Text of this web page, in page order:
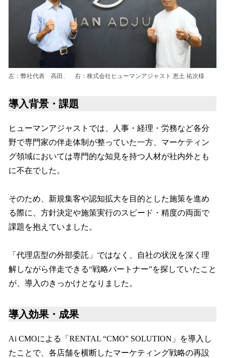
左：弊社代表 高田、 右：株式会社ヒューマンアジャスト 恵土 祐次様
導入背景・課題
ヒューマンアジャストでは、人事・経理・労務など各分
野で専門家の伴走体制が整っていた一方、マーケティン
グ領域においては専門的な知見を持つ人材が社内外とも
に不在でした。
そのため、新規集客や認知拡大を目的とした施策を進め
る際に、方針決定や施策実行のスピード・精度の両面で
課題を抱えていました。
「代理店型の外部委託」ではなく、自社の状況を深く理
解しながら伴走できる“戦略パートナー”を探していたこと
が、導入のきっかけとなりました。
導入効果・成果
Ai CMOによる「RENTAL “CMO” SOLUTION」を導入し
たことで、各店舗を横断したマーケティング戦略の再設